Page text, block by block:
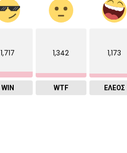
1,717
WIN
1,342
WTF
1,173
ΕΛΕΟΣ